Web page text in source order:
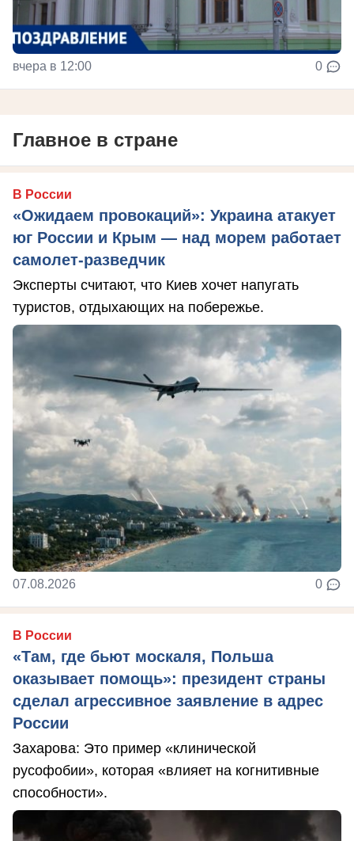
вчера в 12:00 0
Главное в стране
В России
«Ожидаем провокаций»: Украина атакует
юг России и Крым — над морем работает
самолет-разведчик
Эксперты считают, что Киев хочет напугать
туристов, отдыхающих на побережье.
07.08.2026 0
В России
«Там, где бьют москаля, Польша
оказывает помощь»: президент страны
сделал агрессивное заявление в адрес
России
Захарова: Это пример «клинической
русофобии», которая «влияет на когнитивные
способности».